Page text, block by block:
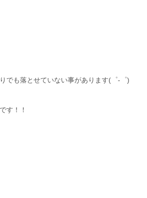
でも落とせていない事があります(゜-゜)
す！！